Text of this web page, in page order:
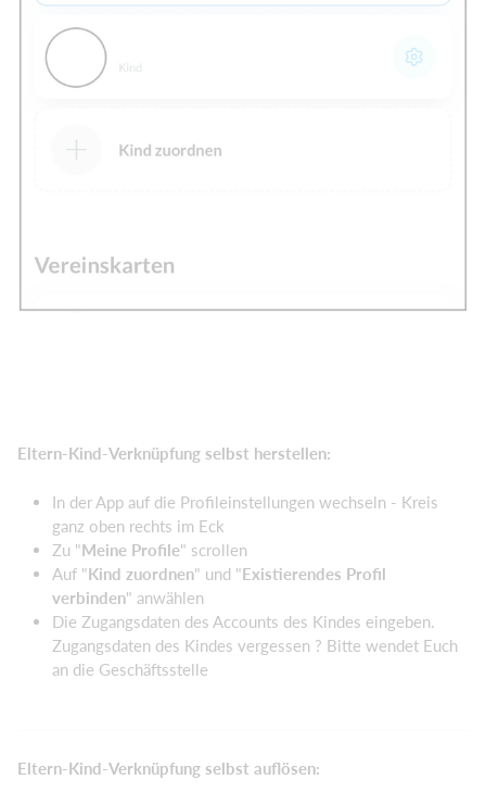
Eltern-Kind-Verknüpfung selbst herstellen:
In der App auf die Profileinstellungen wechseln - Kreis
ganz oben rechts im Eck
Zu "Meine Profile" scrollen
Auf "Kind zuordnen" und "Existierendes Profil
verbinden" anwählen
Die Zugangsdaten des Accounts des Kindes eingeben.
Zugangsdaten des Kindes vergessen ? Bitte wendet Euch
an die Geschäftsstelle
Eltern-Kind-Verknüpfung selbst auflösen: